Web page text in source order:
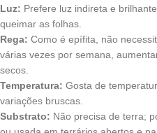
Luz: Prefere luz indireta e
queimar as folhas.
Rega: Como é epífita, não
várias vezes por semana,
secos.
Temperatura: Gosta de
variações bruscas.
Substrato: Não precisa de terra;